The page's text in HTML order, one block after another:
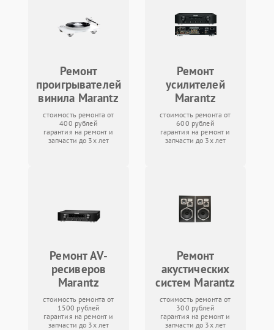
Ремонт
проигрывателей
винила Marantz
стоимость ремонта от
400 рублей
гарантия на ремонт и
запчасти до 3х лет
Ремонт
усилителей
Marantz
стоимость ремонта от
600 рублей
гарантия на ремонт и
запчасти до 3х лет
Ремонт AV-
ресиверов
Marantz
стоимость ремонта от
1500 рублей
гарантия на ремонт и
запчасти до 3х лет
Ремонт
акустических
систем Marantz
стоимость ремонта от
300 рублей
гарантия на ремонт и
запчасти до 3х лет